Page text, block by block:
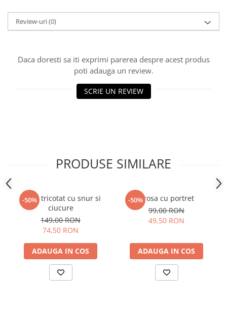
Review-uri(0)
Daca doresti sa iti exprimi parerea despre acest produs
poti adauga un review.
SCRIE UN REVIEW
PRODUSE SIMILARE
-50%
Guler tricotat cu snur si
ciucure
149,00 RON
74,50 RON
ADAUGA IN COS
-50%Brosa cu portret
99,00 RON
49,50 RON
ADAUGA IN COS